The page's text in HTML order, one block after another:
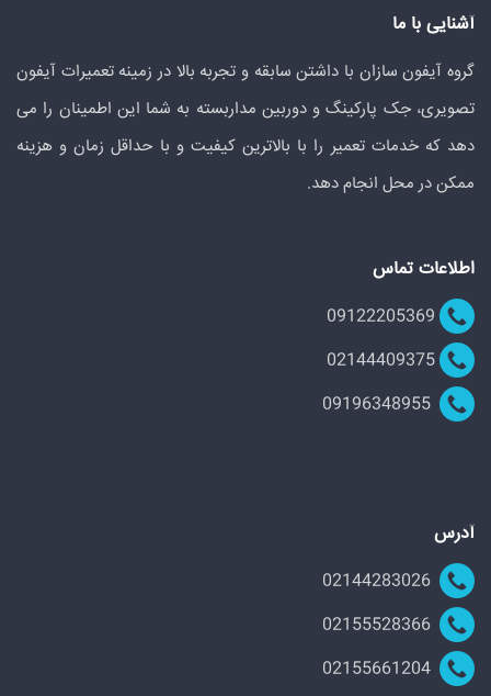
آشنایی با ما
گروه آیفون سازان با داشتن سابقه و تجربه بالا در زمینه تعمیرات آیفون
تصویری، جک پارکینگ و دوربین مداربسته به شما این اطمینان را می
دهد که خدمات تعمیر را با بالاترین کیفیت و با حداقل زمان و هزینه
ممکن در محل انجام دهد.
اطلاعات تماس
آدرس